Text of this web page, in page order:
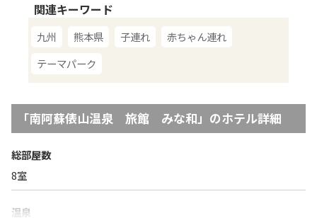
関連キーワード
九州 熊本県 子連れ
赤ちゃん連れ
テーマパーク
「南阿蘇俵山温泉 旅館 みな和」のホテル詳細
総部屋数
8室
温泉